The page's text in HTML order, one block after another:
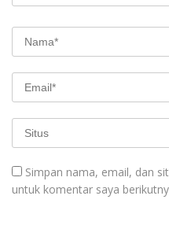
Simpan nama, email, dan
untuk komentar saya